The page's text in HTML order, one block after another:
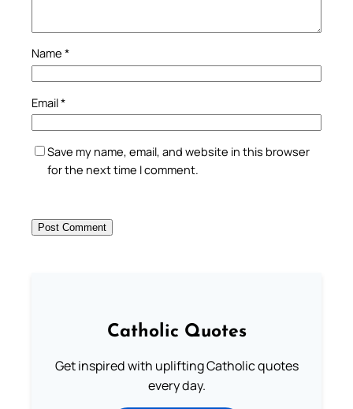
Name *
Email*
Save my name, email, and website in this browser
for the next time I comment.
Catholic Quotes
Get inspired with uplifting Catholic quotes
every day.